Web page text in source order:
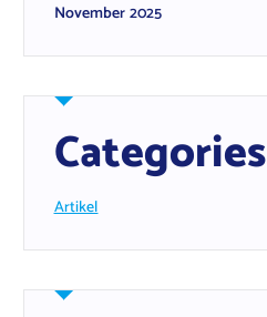
November 2025
Categories
Artikel